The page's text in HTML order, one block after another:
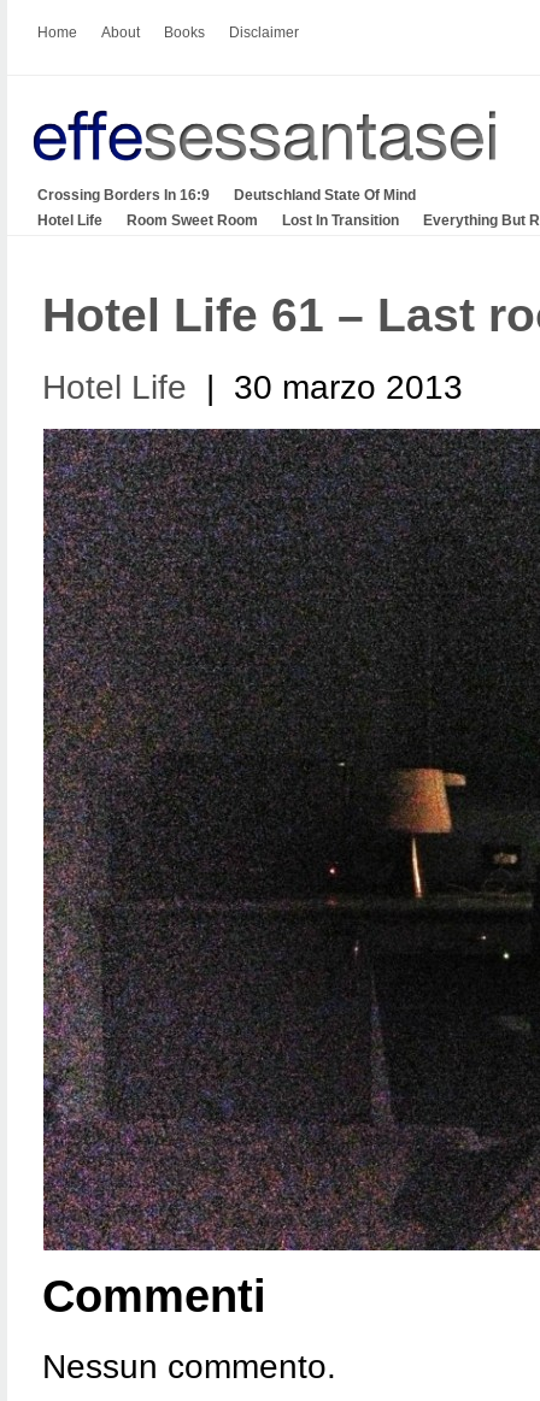
Home About Books Disclaimer
Crossing Borders In 16:9
Deutschland State Of Mind
Hotel Life
Room Sweet Room Lost In Transition Everything But
Hotel Life 61 – Last
Hotel Life | 30 marzo 2013
Commenti
Nessun commento.